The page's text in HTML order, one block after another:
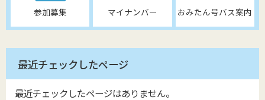
参加募集 マイナンバー おみたん号バス案内
最近チェックしたページ
最近チェックしたページはありません。